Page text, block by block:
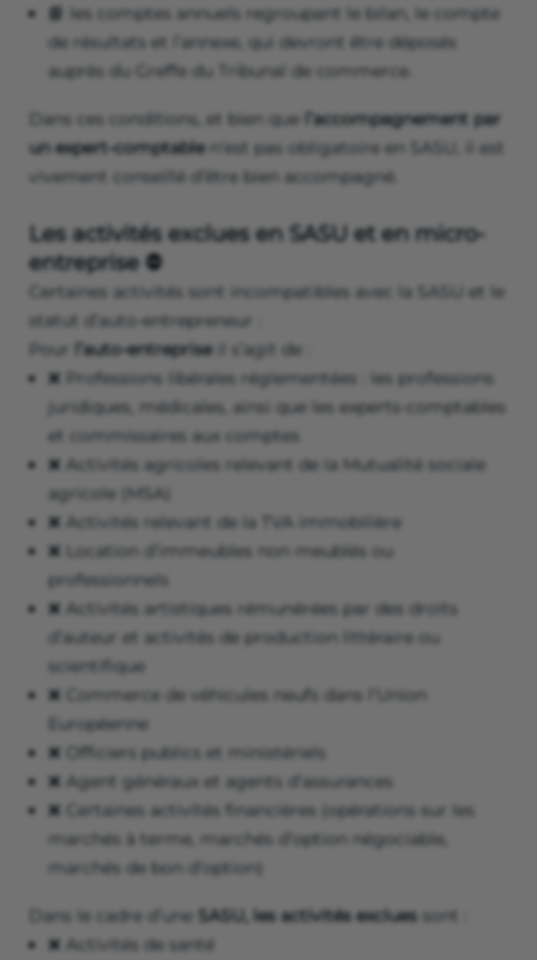
📘 les comptes annuels regroupant le bilan, le compte
de résultats et l’annexe, qui devront être déposés
auprès du Greffe du Tribunal de commerce.
Dans ces conditions, et bien que
l’accompagnement par
un expert-comptablen’est pas obligatoire en SASU, il est
vivement conseillé d’être bien accompagné.
Les activités exclues en SASU et en micro-
entreprise ⛔
Certaines activités sont incompatibles avec la SASU et le
statut d’auto-entrepreneur :
Pour
l’auto-entrepriseil s’agit de :
❌ Professions libérales réglementées : les professions
juridiques, médicales, ainsi que les experts-comptables
et commissaires aux comptes
❌ Activités agricoles relevant de la Mutualité sociale
agricole (MSA)
❌ Activités relevant de la TVA immobilière
❌ Location d’immeubles non meublés ou
professionnels
❌ Activités artistiques rémunérées par des droits
d’auteur et activités de production littéraire ou
scientifique
❌ Commerce de véhicules neufs dans l’Union
Européenne
❌ Officiers publics et ministériels
❌ Agent généraux et agents d’assurances
❌ Certaines activités financières (opérations sur les
marchés à terme, marchés d’option négociable,
marchés de bon d’option)
Dans le cadre d’une SASU, les activités exclues sont :
❌ Activités de santé